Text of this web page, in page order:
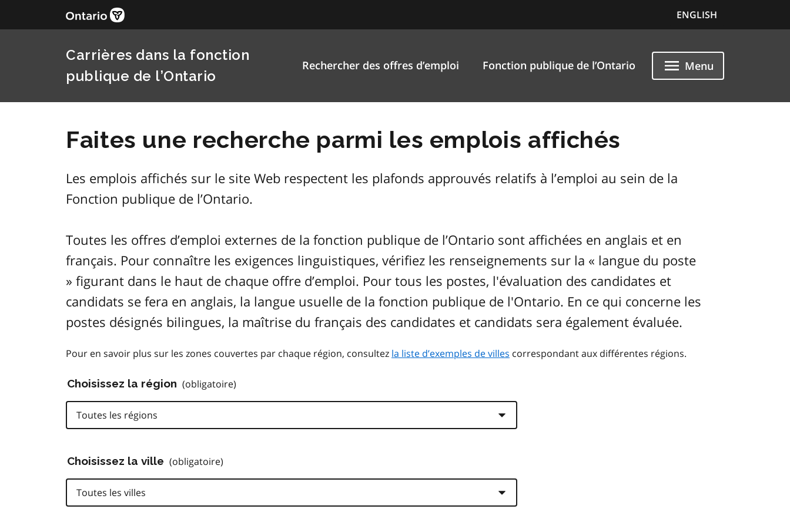
ENGLISH
Carrières dans la fonction
publique de l’Ontario
Rechercher des offres d’emploi Fonction publique de l’Ontario Menu
Faites une recherche parmi les emplois affichés
Les emplois affichés sur le site Web respectent les plafonds approuvés relatifs à l’emploi au sein de la
Fonction publique de l’Ontario.
Toutes les offres d’emploi externes de la fonction publique de l’Ontario sont affichées en anglais et en
français. Pour connaître les exigences linguistiques, vérifiez les renseignements sur la « langue du poste
» figurant dans le haut de chaque offre d’emploi. Pour tous les postes, l'évaluation des candidates et
candidats se fera en anglais, la langue usuelle de la fonction publique de l'Ontario. En ce qui concerne les
postes désignés bilingues, la maîtrise du français des candidates et candidats sera également évaluée.
Pour en savoir plus sur les zones couvertes par chaque région, consultez la liste d’exemples de villes correspondant aux différentes régions.
Choisissez la région (obligatoire)
Toutes les régions
Choisissez la ville (obligatoire)
Toutes les villes